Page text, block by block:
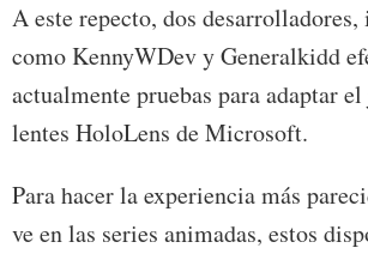
A este repecto, dos
como KennyWDev y Generalkidd
actualmente pruebas para adaptar
lentes HoloLens de Microsoft.
Para hacer la experiencia más
ve en las series animadas, estos